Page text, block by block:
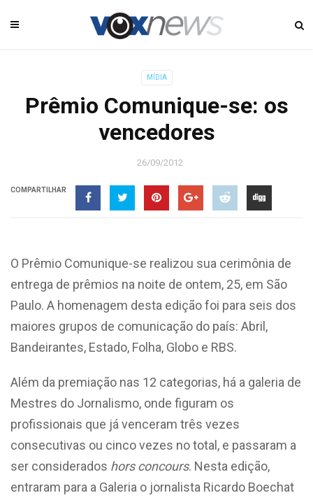
MÍDIA
Prêmio Comunique-se: os
vencedores
26/09/2012
COMPARTILHAR
O Prêmio Comunique-se realizou sua cerimônia de
entrega de prêmios na noite de ontem, 25, em São
Paulo. A homenagem desta edição foi para seis dos
maiores grupos de comunicação do país: Abril,
Bandeirantes, Estado, Folha, Globo e RBS.
Além da premiação nas 12 categorias, há a galeria de
Mestres do Jornalismo, onde figuram os
profissionais que já venceram três vezes
consecutivas ou cinco vezes no total, e passaram a
ser considerados hors concours. Nesta edição,
entraram para a Galeria o jornalista Ricardo Boechat